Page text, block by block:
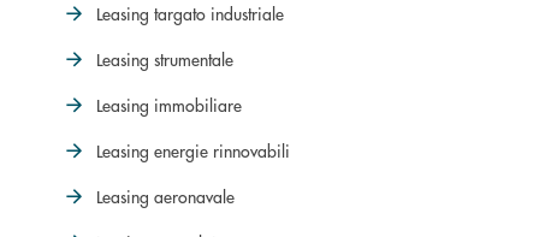
Leasing targato industriale
Leasing strumentale
Leasing immobiliare
Leasing energie rinnovabili
Leasing aeronavale